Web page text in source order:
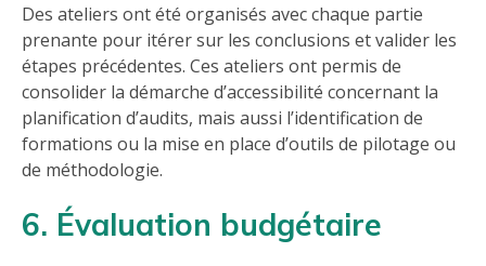
Des ateliers ont été organisés avec chaque partie
prenante pour itérer sur les conclusions et valider les
étapes précédentes. Ces ateliers ont permis de
consolider la démarche d’accessibilité concernant la
planification d’audits, mais aussi l’identification de
formations ou la mise en place d’outils de pilotage ou
de méthodologie.
6. Évaluation budgétaire